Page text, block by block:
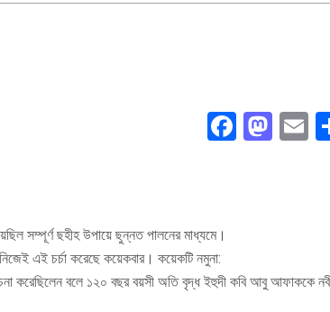
সম্পূর্ণ ছহীহ উপায়ে ছুন্নত পালনের মাধ্যমে।
এই চর্চা করেছে কয়েকবার। কয়েকটি নমুনা:
করেছিলেন বলে ১২০ বছর বয়সী অতি বৃদ্ধ ইহুদী কবি আবু আফাককে